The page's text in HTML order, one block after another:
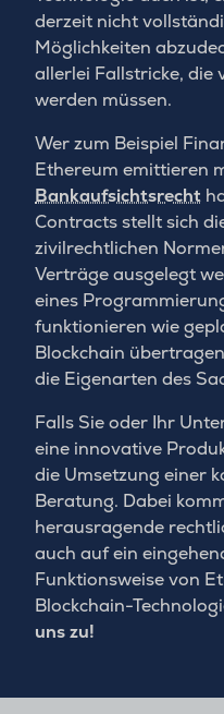
derzeit nicht
Möglichkeiten
allerlei Fallstricke, die
werden müssen.
Wer zum Beispiel
Ethereum emittieren
Bankaufsichtsrecht
Contracts stellt sich
zivilrechtlichen
Verträge ausgelegt
eines
funktionieren wie
Blockchain
die Eigenarten des
Falls Sie oder Ihr
eine innovative
die Umsetzung einer
Beratung. Dabei
herausragende
auch auf ein
Funktionsweise von
Blockchain-
uns zu!